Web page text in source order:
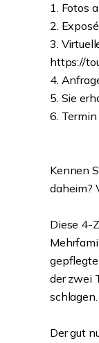
1. Fotos
2.
3.
https://
4.
5. Sie
6.
Kennen
daheim?
Diese 4-
gepflegte
der zwei
Der gut